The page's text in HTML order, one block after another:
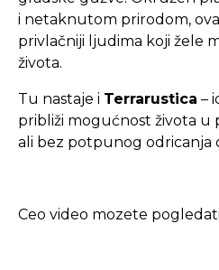
i netaknutom prirodom,
privlačniji ljudima koji žele
života.
Tu nastaje i Terrarustica –
približi mogućnost života
ali bez potpunog odricanja
Ceo video mozete pogledati